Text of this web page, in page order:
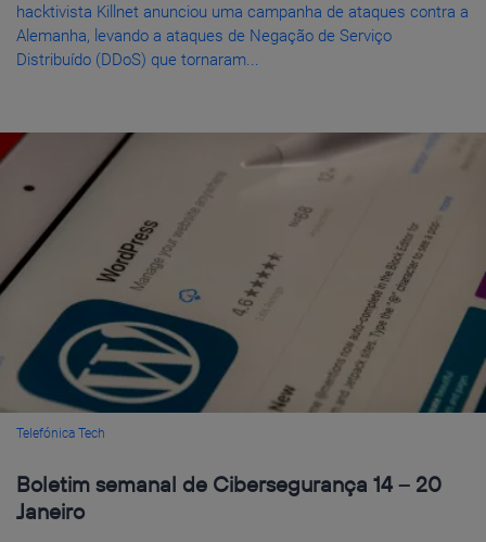
hacktivista Killnet anunciou uma campanha de ataques contra a
Alemanha, levando a ataques de Negação de Serviço
Distribuído (DDoS) que tornaram...
Telefónica Tech
Boletim semanal de Cibersegurança 14 – 20
Janeiro